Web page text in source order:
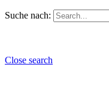
Suche nach:
Close search